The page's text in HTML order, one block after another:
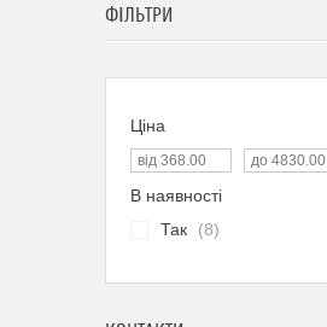
ФІЛЬТРИ
Ціна
В наявності
Так
8